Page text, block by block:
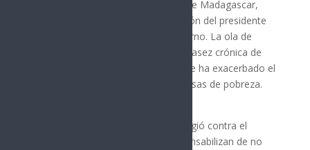
lideradas por jóvenes en la capital de Madagascar,
Antananarivo, culminó con la decisión del presidente
Andry Rajoelina de disolver el gobierno. La ola de
disturbios se desató debido a la escasez crónica de
agua y electricidad, un problema que ha exacerbado el
descontento en un país con altas tasas de pobreza.
La furia de los manifestantes se dirigió contra el
gobierno de Rajoelina, al que responsabilizan de no